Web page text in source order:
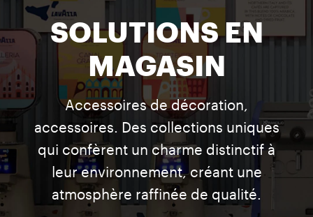
SOLUTIONS EN
MAGASIN
Accessoires de décoration,
accessoires. Des collections uniques
qui confèrent un charme distinctif à
leur environnement, créant une
atmosphère raffinée de qualité.